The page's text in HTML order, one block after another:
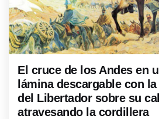
El cruce de los Andes en
lámina descargable con
del Libertador sobre su
atravesando la cordillera